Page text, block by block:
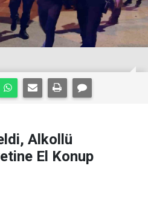
Alkollü
El Konup